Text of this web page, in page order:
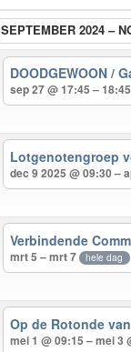
SEPTEMBER 2024 –
DOODGEWOON /
sep 27 @ 17:45 – 18:45
Lotgenotengroep
dec 9 2025 @ 09:30 –
Verbindende
mrt 5 – mrt 7 hele dag
Op de Rotonde
mei 1 @ 09:15 – mei 3